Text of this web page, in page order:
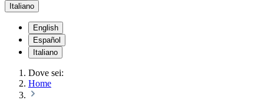
Italiano
English
Español
Italiano
Dove sei:
Home